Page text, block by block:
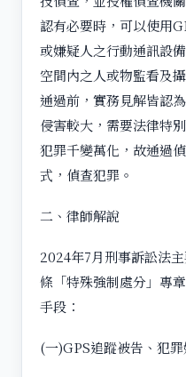
認有必要時，可以使用
或嫌疑人之行動通訊設
空間內之人或物監看及
通過前，實務見解皆認
侵害較大，需要法律特
犯罪千變萬化，故通過
式，偵查犯罪。
二、律師解說
2024年7月刑事訴訟法
條「特殊強制處分」專
手段：
(一)GPS追蹤被告、犯罪